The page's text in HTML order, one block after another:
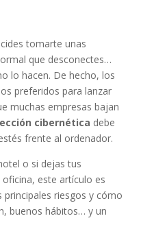
tomarte unas
que desconectes…
lo hacen. De hecho, los
preferidos para lanzar
muchas empresas bajan
cibernética debe
frente al ordenador.
o si dejas tus
este artículo es
principales riesgos y cómo
buenos hábitos… y un